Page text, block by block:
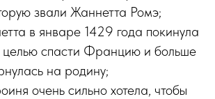
звали Жаннетта Ромэ;
в январе 1429 года покинула
целью спасти Францию и больше
на родину;
очень сильно хотела, чтобы